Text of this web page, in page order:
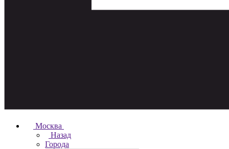
Москва
Назад
Города